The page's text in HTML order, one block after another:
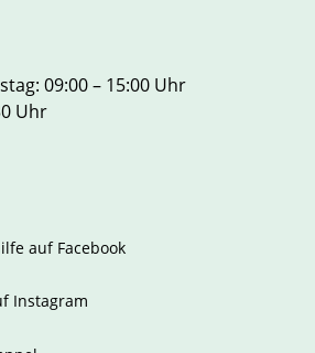
09:00 – 15:00 Uhr
Uhr
auf Facebook
Instagram